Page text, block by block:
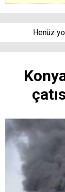
Henüz